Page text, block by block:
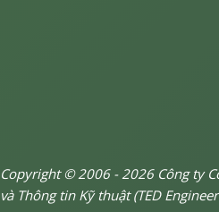
Copyright © 2006 - 2026 Công ty
và Thông tin Kỹ thuật (TED